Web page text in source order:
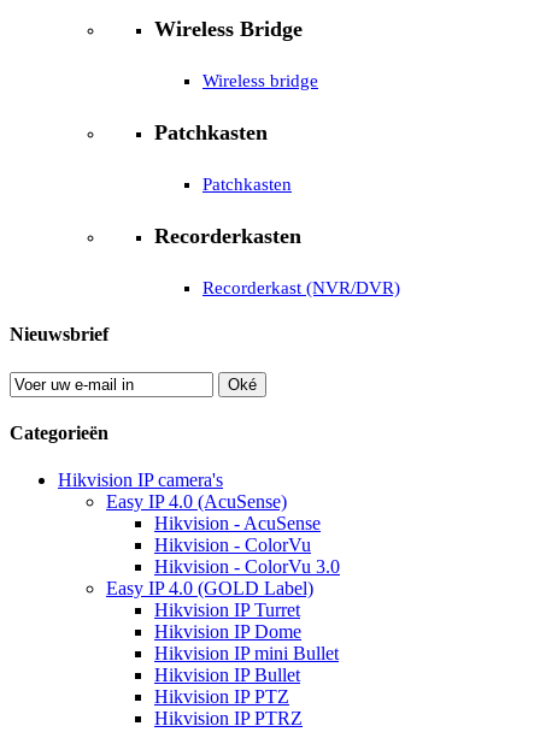
Wireless Bridge
Wireless bridge
Patchkasten
Patchkasten
Recorderkasten
Recorderkast (NVR/DVR)
Nieuwsbrief
Oké
Categorieën
Hikvision IP camera's
Easy IP 4.0 (AcuSense)
Hikvision - AcuSense
Hikvision - ColorVu
Hikvision - ColorVu 3.0
Easy IP 4.0 (GOLD Label)
Hikvision IP Turret
Hikvision IP Dome
Hikvision IP mini Bullet
Hikvision IP Bullet
Hikvision IP PTZ
Hikvision IP PTRZ